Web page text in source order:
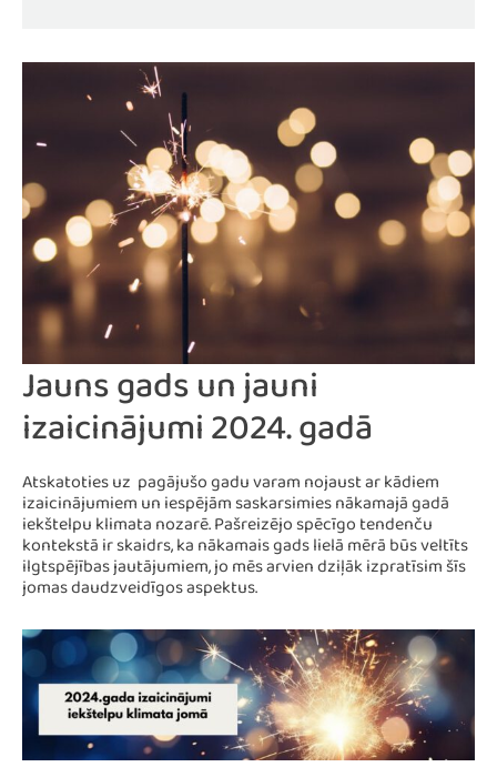
Jauns gads un jauni
izaicinājumi 2024. gadā
Atskatoties uz pagājušo gadu varam nojaust ar kādiem
izaicinājumiem un iespējām saskarsimies nākamajā gadā
iekštelpu klimata nozarē. Pašreizējo spēcīgo tendenču
kontekstā ir skaidrs, ka nākamais gads lielā mērā būs veltīts
ilgtspējības jautājumiem, jo mēs arvien dziļāk izpratīsim šīs
jomas daudzveidīgos aspektus.